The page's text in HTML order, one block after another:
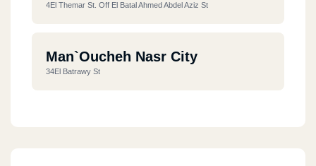
4El Themar St. Off El Batal Ahmed Abdel Aziz St
Man`oucheh Nasr City
34El Batrawy St